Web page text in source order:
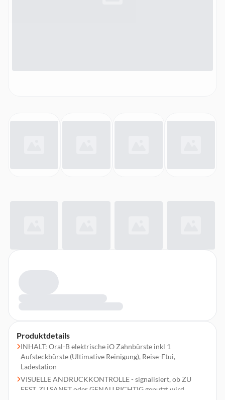
Produktdetails
INHALT: Oral-B elektrische iO Zahnbürste inkl 1
Aufsteckbürste (Ultimative Reinigung), Reise-Etui,
Ladestation
VISUELLE ANDRUCKKONTROLLE - signalisiert, ob ZU
FEST, ZU SANFT oder GENAU RICHTIG geputzt wird